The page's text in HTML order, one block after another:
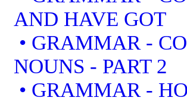
AND HAVE GOT
• GRAMMAR -
NOUNS - PART 2
• GRAMMAR -